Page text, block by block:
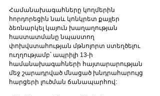
Համանախագահները կողմերին
հորդորեցին նաև կոնկրետ քայլեր
ձեռնարկել կայուն խաղաղության
հաստատմանը նպաստող
փոխվստահության մթնոլորտ ստեղծելու
ուղղությամբ՝ ապրիլի 13-ի
համանախագահների հայտարարության
մեջ շարադրված մնացած խնդրահարույց
հարցերի լուծման ճանապարհով: